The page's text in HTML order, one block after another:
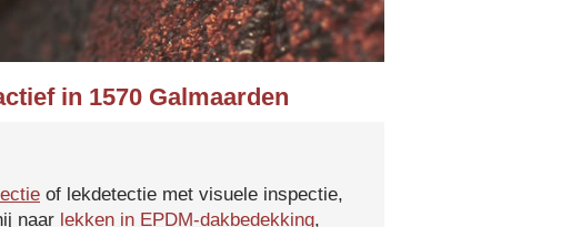
in 1570 Galmaarden
of lekdetectie met visuele inspectie,
naar lekken in EPDM-dakbedekking,